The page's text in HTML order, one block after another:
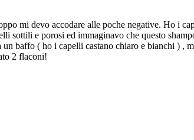
mi devo accodare alle poche negative. Ho i
sottili e porosi ed immaginavo che questo
baffo ( ho i capelli castano chiaro e bianchi ) ,
2 flaconi!